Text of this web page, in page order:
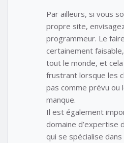
Par ailleurs, si vous
propre site,
programmeur. Le
certainement
tout le monde, et
frustrant lorsque les
pas comme prévu ou
manque.
Il est également
domaine d’expertise
qui se spécialise